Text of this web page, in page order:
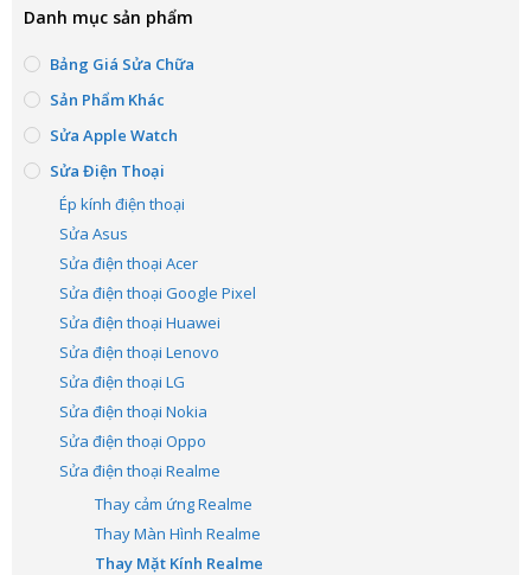
Danh mục sản phẩm
Bảng Giá Sửa Chữa
Sản Phẩm Khác
Sửa Apple Watch
Sửa Điện Thoại
Ép kính điện thoại
Sửa Asus
Sửa điện thoại Acer
Sửa điện thoại Google Pixel
Sửa điện thoại Huawei
Sửa điện thoại Lenovo
Sửa điện thoại LG
Sửa điện thoại Nokia
Sửa điện thoại Oppo
Sửa điện thoại Realme
Thay cảm ứng Realme
Thay Màn Hình Realme
Thay Mặt Kính Realme